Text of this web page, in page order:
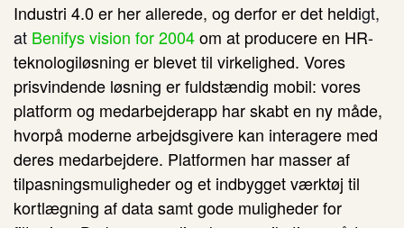
Industri 4.0 er her allerede, og derfor er det heldigt,
at Benifys vision for 2004om at producere en HR-
teknologiløsning er blevet til virkelighed. Vores
prisvindende løsning er fuldstændig mobil: vores
platform og medarbejderapp har skabt en ny måde,
hvorpå moderne arbejdsgivere kan interagere med
deres medarbejdere. Platformen har masser af
tilpasningsmuligheder og et indbygget værktøj til
kortlægning af data samt gode muligheder for